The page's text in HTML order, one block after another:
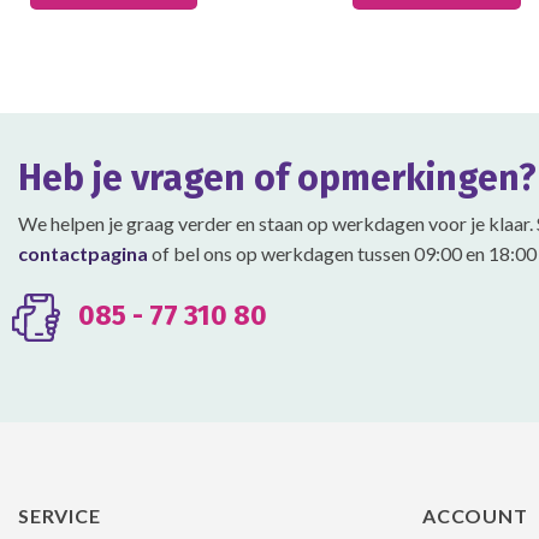
Deze
kan
gekozen
worden
op
productpagina
Deze
kan
gekozen
worden
op
Heb je vragen of opmerkingen?
We helpen je graag verder en staan op werkdagen voor je
contactpagina of bel ons op werkdagen tussen 09:00 en 18:00
085 - 77 310 80
SERVICE ACCOUNT